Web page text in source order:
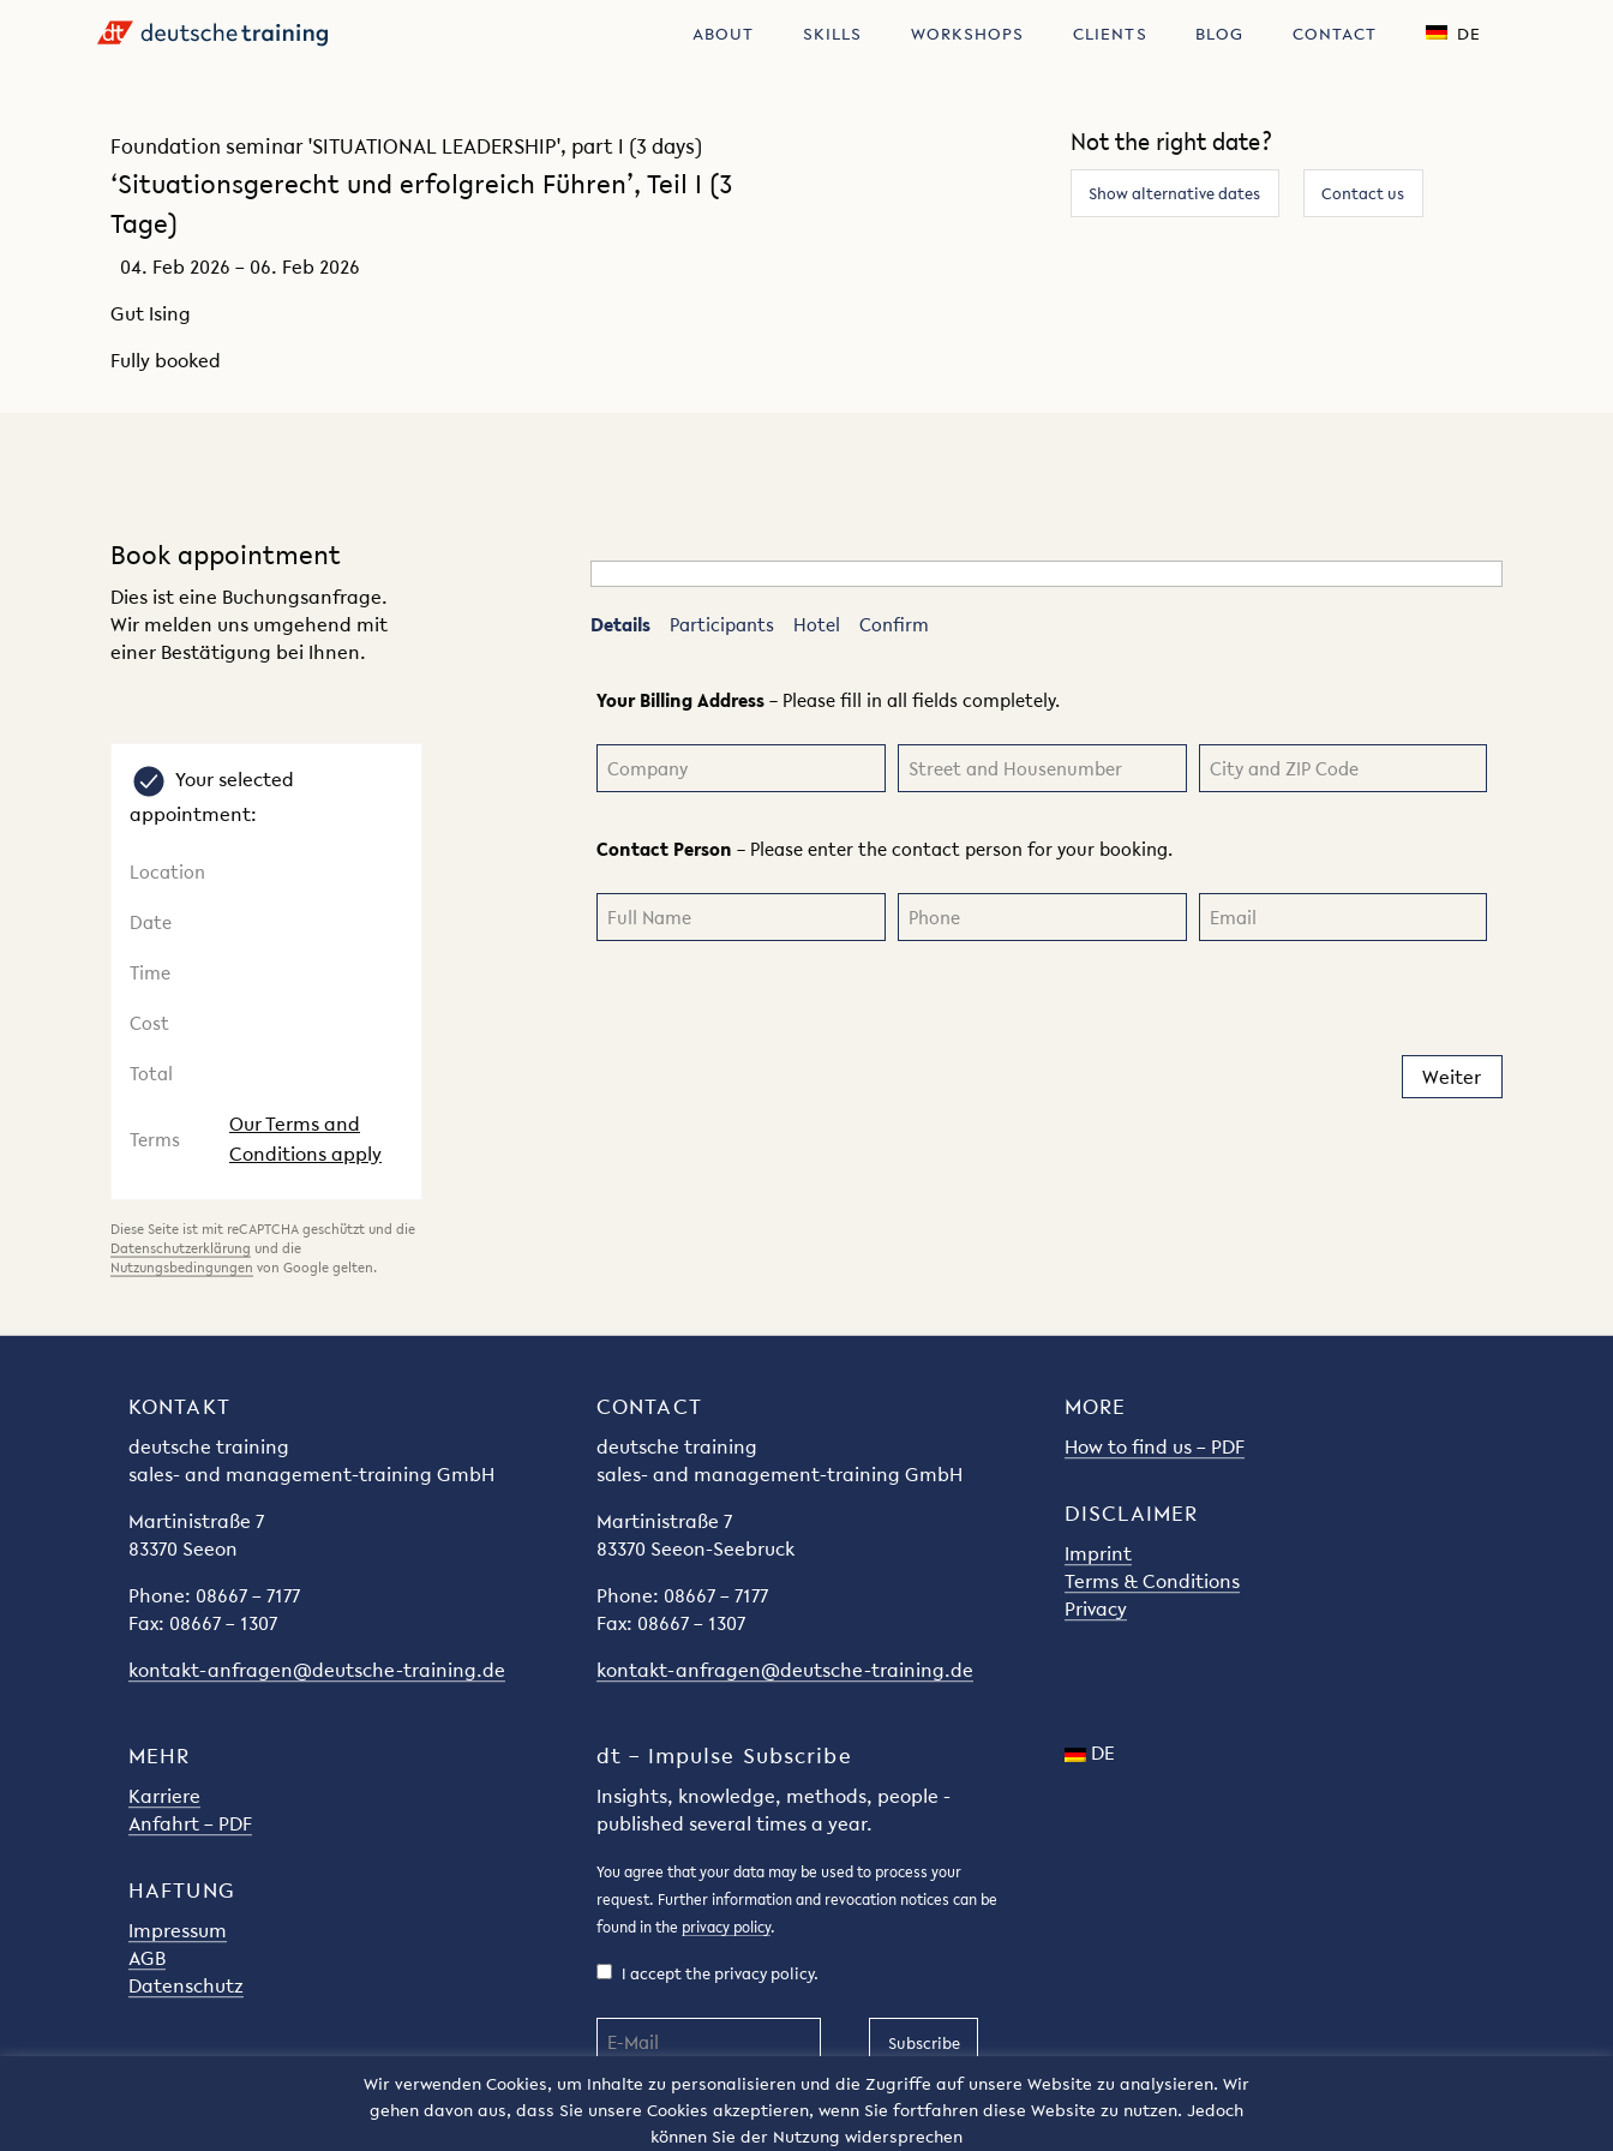
ABOUT SKILLS WORKSHOPS CLIENTS BLOG CONTACT DE
Foundation seminar 'SITUATIONAL LEADERSHIP', part I (3 days)
‘Situationsgerecht und erfolgreich Führen’, Teil I (3
Tage)
04. Feb 2026 – 06. Feb 2026
Gut Ising
Fully booked
Not the right date?
Show alternative dates Contact us
Book appointment
Dies ist eine Buchungsanfrage.
Wir melden uns umgehend mit
einer Bestätigung bei Ihnen.
Your selected
appointment:
Location
Date
Time
Cost
Total
Terms
Our Terms and
Conditions apply
Diese Seite ist mit reCAPTCHA geschützt und die
Datenschutzerklärung und die
Nutzungsbedingungen von Google gelten.
Details Participants Hotel Confirm
Your Billing Address– Please fill in all fields completely.
Contact Person – Please enter the contact person for your booking.
KONTAKT
deutsche training
sales- and management-training GmbH
Martinistraße 7
83370 Seeon
Phone: 08667 – 7177
Fax: 08667 – 1307
kontakt-anfragen@deutsche-training.de
CONTACT
deutsche training
sales- and management-training GmbH
Martinistraße 7
83370 Seeon-Seebruck
Phone: 08667 – 7177
Fax: 08667 – 1307
kontakt-anfragen@deutsche-training.de
MORE
How to find us – PDF
DISCLAIMER
Imprint
Terms & Conditions
Privacy
MEHR
Karriere
Anfahrt – PDF
HAFTUNG
Impressum
AGB
Datenschutz
dt – Impulse Subscribe
Insights, knowledge, methods, people -
published several times a year.
You agree that your data may be used to process your
request. Further information and revocation notices can be
found in the privacy policy.
I accept the privacy policy.
Subscribe
DE
Wir verwenden Cookies, um Inhalte zu personalisieren und die Zugriffe auf unsere Website zu analysieren. Wir
gehen davon aus, dass Sie unsere Cookies akzeptieren, wenn Sie fortfahren diese Website zu nutzen. Jedoch
können Sie der Nutzung widersprechen